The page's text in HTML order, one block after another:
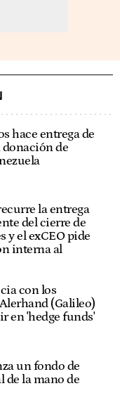
hace entrega de
de
la entrega
del cierre de
y el exCEO pide
interna al
con los
(Galileo)
en 'hedge funds'
un fondo de
de la mano de